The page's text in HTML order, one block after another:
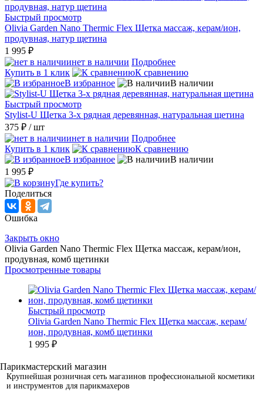
Быстрый просмотр
Olivia Garden Nano Thermic Flex Щетка массаж, керам/ион,
продувная, натур щетина
1 995 ₽
нет в наличии Подробнее
Купить в 1 клик
К сравнению
В избранное
В наличии
Быстрый просмотр
Stylist-U Щетка 3-х рядная деревянная, натуральная щетина
375 ₽ / шт
нет в наличии Подробнее
Купить в 1 клик
К сравнению
В избранное
В наличии
1 995 ₽
Где купить?
Поделиться
Ошибка
Закрыть окно
Olivia Garden Nano Thermic Flex Щетка массаж, керам/ион,
продувная, комб щетинки
Просмотренные товары
Быстрый просмотр
Olivia Garden Nano Thermic Flex Щетка массаж, керам/
ион, продувная, комб щетинки
1 995 ₽
Крупнейшая розничная сеть магазинов профессиональной косметики
и инструментов для парикмахеров